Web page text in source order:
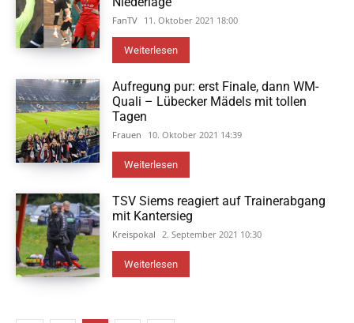
FanTV 11. Oktober 2021 18:00
Weiterlesen
Aufregung pur: erst Finale, dann WM-
Quali – Lübecker Mädels mit tollen
Tagen
Frauen 10. Oktober 2021 14:39
Weiterlesen
TSV Siems reagiert auf Trainerabgang
mit Kantersieg
Kreispokal 2. September 2021 10:30
Weiterlesen